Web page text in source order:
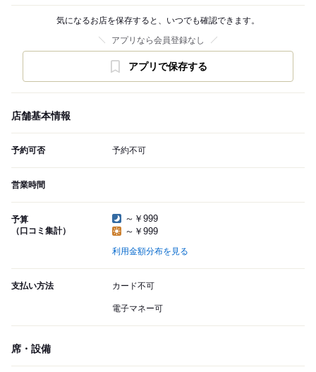
気になるお店を保存すると、いつでも確認できます。
アプリなら会員登録なし
アプリで保存する
店舗基本情報
予約可否 予約不可
営業時間
予算
（口コミ集計）
～￥999
～￥999
利用金額分布を見る
支払い方法 カード不可
電子マネー可
席・設備